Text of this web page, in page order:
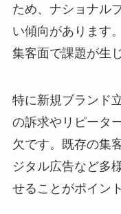
ため、ナショナル
い傾向があります
集客面で課題が生
特に新規ブランド
の訴求やリピータ
欠です。既存の集
ジタル広告など多
せることがポイン